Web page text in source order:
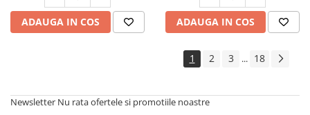
ADAUGA IN COS ADAUGA IN COS
1 2 3 ... 18
Newsletter Nu rata ofertele si promotiile noastre